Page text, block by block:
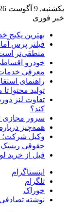
یکشنبه, 9 آگوست 2026
خبر فوری
بهترین پکیج
فیلتر پرس
منطقی‌تر
خودرو
معرفی
راهنمای
تولید محتوا
تفاوت لنز
کند؟
سرور مجازی
همه‌چیز
وکیل شرکت؛
حقوقی ریسک
قبل از خرید
اینستاگرام
تلگرام
خوراک
نوشته تصادفی